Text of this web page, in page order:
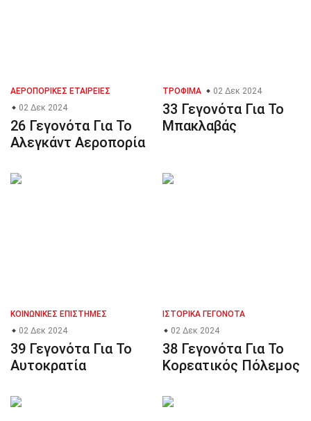
ΑΕΡΟΠΟΡΙΚΈΣ ΕΤΑΙΡΕΊΕΣ
02 Δεκ 2024
26 Γεγονότα Για Το
Αλεγκάντ Αεροπορία
ΤΡΌΦΙΜΑ 02 Δεκ 2024
33 Γεγονότα Για Το
Μπακλαβάς
ΚΟΙΝΩΝΙΚΈΣ ΕΠΙΣΤΉΜΕΣ
02 Δεκ 2024
39 Γεγονότα Για Το
Αυτοκρατία
ΙΣΤΟΡΙΚΆ ΓΕΓΟΝΌΤΑ
02 Δεκ 2024
38 Γεγονότα Για Το
Κορεατικός Πόλεμος